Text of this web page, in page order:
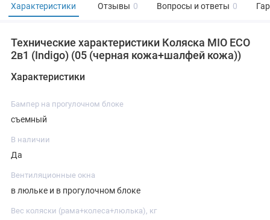
Характеристики Отзывы 0 Вопросы и ответы 0
Технические характеристики Коляска MIO ECO
2в1 (Indigo) (05 (черная кожа+шалфей кожа))
Характеристики
Бампер на прогулочном блоке
съемный
В наличии
Да
Вентиляционные окна
в люльке и в прогулочном блоке
Вес коляски (рама+колеса+люлька), кг